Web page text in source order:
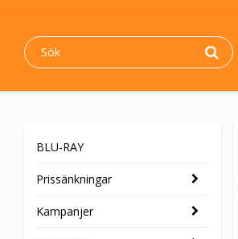
BLU-RAY
Prissänkningar
Kampanjer